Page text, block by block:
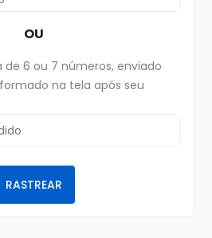
OU
6 ou 7 números, enviado
na tela após seu
RASTREAR